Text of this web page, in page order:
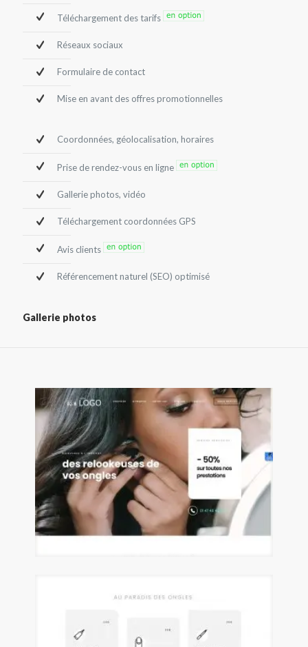
Téléchargement des tarifs
Réseaux sociaux
Formulaire de contact
Mise en avant des offres promotionnelles
Coordonnées, géolocalisation, horaires
Prise de rendez-vous en ligne
Gallerie photos, vidéo
Téléchargement coordonnées GPS
Avis clients
Référencement naturel (SEO) optimisé
Gallerie photos